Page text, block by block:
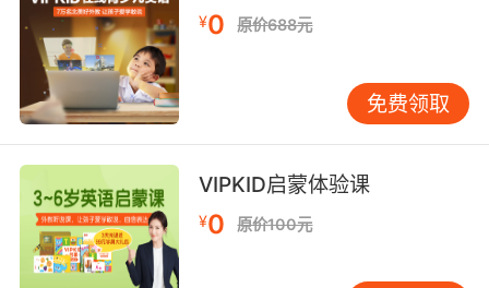
根本不用当成预言成真的恶兆
8. A harbinger of chaos brought to make this
geezer pay.
变成惩治这个怪老头的混乱先驱
9. I just worry that this manifesto really is a
harbinger of something terrible.
我只是担心这个宣言 预示着会有坏事发生
¥0 原价688元
免费领取
VIPKID启蒙体验课
¥0 原价100元